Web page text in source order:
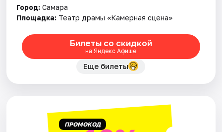
Город: Самара
Площадка: Театр драмы «Камерная сцена»
Билеты со скидкой
на Яндекс Афише
Еще билеты
ПРОМОКОД